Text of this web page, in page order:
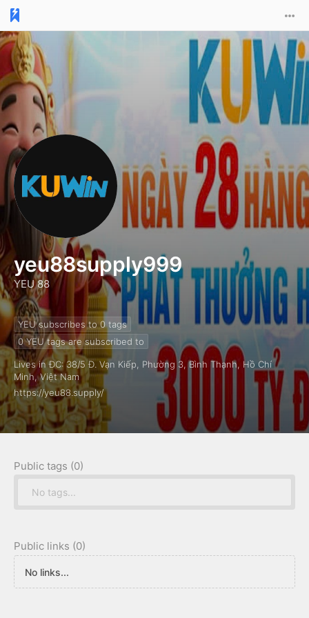
yeu88supply999
YEU 88
YEU subscribes to 0tags
0YEU tags are subscribed to
Lives in ĐC: 38/5 Đ. Vạn Kiếp, Phường 3, Bình Thạnh, Hồ Chí
Minh, Việt Nam
https://yeu88.supply/
Public tags (0)
No tags...
Public links (0)
No links...